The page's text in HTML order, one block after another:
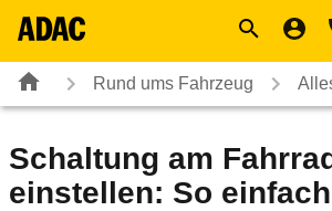
Rund ums Fahrzeug
Schaltung am
einstellen: So